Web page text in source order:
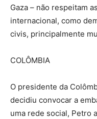
Gaza – não respeitam
internacional, como
civis, principalmente
COLÔMBIA
O presidente da
decidiu convocar a
uma rede social, Petro